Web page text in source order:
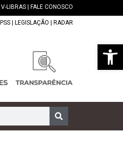
Abrir
V-LIBRAS FALE CONOSCO
LEGISLAÇÃO RADAR